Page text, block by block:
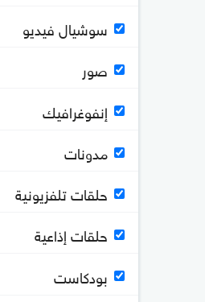
سوشيال فيديو
صور
إنفوغرافيك
مدونات
حلقات تلفزيونية
حلقات إذاعية
بودكاست